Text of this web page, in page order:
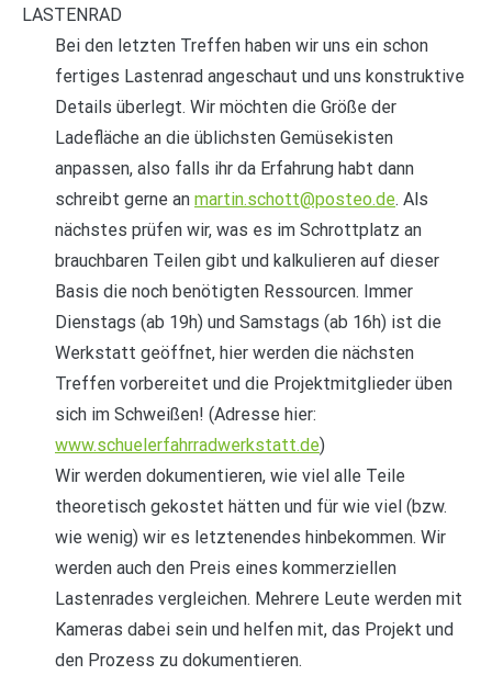
LASTENRAD
Bei den letzten Treffen haben wir uns ein schon
fertiges Lastenrad angeschaut und uns konstruktive
Details überlegt. Wir möchten die Größe der
Ladefläche an die üblichsten Gemüsekisten
anpassen, also falls ihr da Erfahrung habt dann
schreibt gerne an martin.schott@posteo.de. Als
nächstes prüfen wir, was es im Schrottplatz an
brauchbaren Teilen gibt und kalkulieren auf dieser
Basis die noch benötigten Ressourcen. Immer
Dienstags (ab 19h) und Samstags (ab 16h) ist die
Werkstatt geöffnet, hier werden die nächsten
Treffen vorbereitet und die Projektmitglieder üben
sich im Schweißen! (Adresse hier:
www.schuelerfahrradwerkstatt.de)
Wir werden dokumentieren, wie viel alle Teile
theoretisch gekostet hätten und für wie viel (bzw.
wie wenig) wir es letztenendes hinbekommen. Wir
werden auch den Preis eines kommerziellen
Lastenrades vergleichen. Mehrere Leute werden mit
Kameras dabei sein und helfen mit, das Projekt und
den Prozess zu dokumentieren.